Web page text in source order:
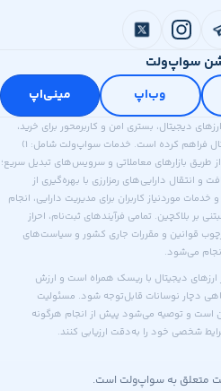
وب‌اپ مینی‌اپ
بستری امن و کاربرمحور برای خرید،
فروش، نگهداری و مدیریت دارایی‌های دیجیتال فراهم کرده است. خدمات سواپ‌ولت شامل: ۱)
معاملاتی و سرویس‌های تبدیل سریع؛
دارایی‌های رمزارزی با بهره‌گیری از
ارائه ابزارها و خدمات موردنیاز کاربران برای مدیریت دارایی، انجام
تمامی فرآیندهای ثبت‌نام، احراز
و مقررات جاری کشور و سیاست‌های
دیجیتال با ریسک همراه است و ارزش
نوسانات قابل‌توجه شود. مسئولیت
توصیه می‌شود پیش از انجام هرگونه
خود را به‌دقت ارزیابی کنند.
به سواپ‌ولت است.